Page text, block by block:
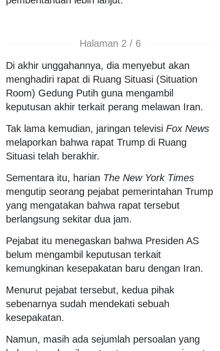
Halaman 2 / 6
Di akhir unggahannya, dia menyebut akan
menghadiri rapat di Ruang Situasi (Situation
Room) Gedung Putih guna mengambil
keputusan akhir terkait perang melawan Iran.
Tak lama kemudian, jaringan televisi Fox News
melaporkan bahwa rapat Trump di Ruang
Situasi telah berakhir.
Sementara itu, harian The New York Times
mengutip seorang pejabat pemerintahan Trump
yang mengatakan bahwa rapat tersebut
berlangsung sekitar dua jam.
Pejabat itu menegaskan bahwa Presiden AS
belum mengambil keputusan terkait
kemungkinan kesepakatan baru dengan Iran.
Menurut pejabat tersebut, kedua pihak
sebenarnya sudah mendekati sebuah
kesepakatan.
Namun, masih ada sejumlah persoalan yang